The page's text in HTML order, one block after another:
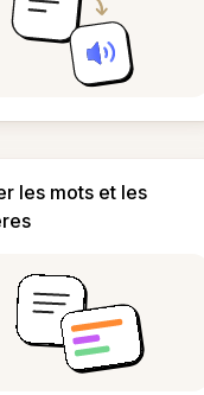
les mots et les